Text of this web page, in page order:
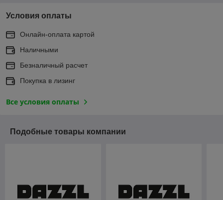
Условия оплаты
Онлайн-оплата картой
Наличными
Безналичный расчет
Покупка в лизинг
Все условия оплаты
Подобные товары компании